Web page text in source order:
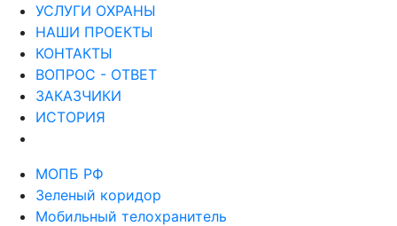
УСЛУГИ ОХРАНЫ
НАШИ ПРОЕКТЫ
КОНТАКТЫ
ВОПРОС - ОТВЕТ
ЗАКАЗЧИКИ
ИСТОРИЯ
МОПБ РФ
Зеленый коридор
Мобильный телохранитель